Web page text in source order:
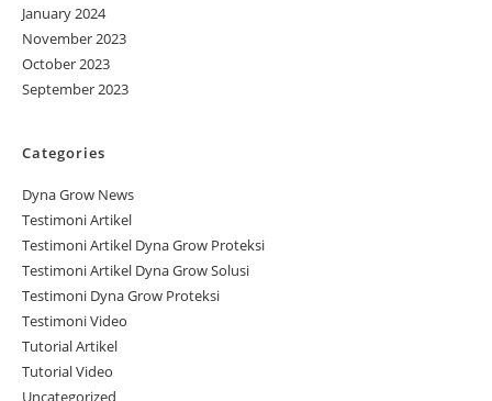
January 2024
November 2023
October 2023
September 2023
Categories
Dyna Grow News
Testimoni Artikel
Testimoni Artikel Dyna Grow Proteksi
Testimoni Artikel Dyna Grow Solusi
Testimoni Dyna Grow Proteksi
Testimoni Video
Tutorial Artikel
Tutorial Video
Uncategorized